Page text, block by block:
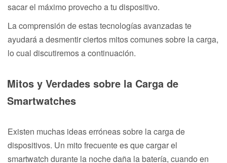
sacar el máximo provecho a tu dispositivo.
La comprensión de estas tecnologías avanzadas te
ayudará a desmentir ciertos mitos comunes sobre la carga,
lo cual discutiremos a continuación.
Mitos y Verdades sobre la Carga de
Smartwatches
Existen muchas ideas erróneas sobre la carga de
dispositivos. Un mito frecuente es que cargar el
smartwatch durante la noche daña la batería, cuando en